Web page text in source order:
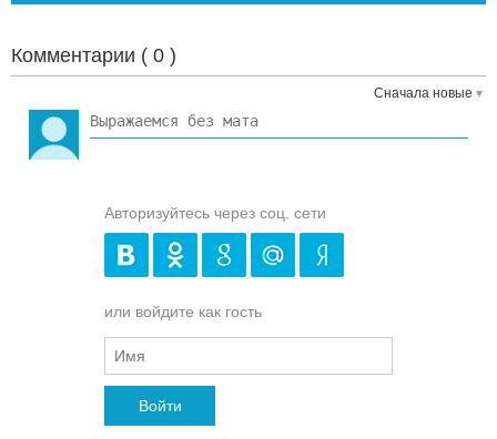
Комментарии ( 0 )
Сначала новые
Авторизуйтесь через соц. сети
или войдите как гость
Войти